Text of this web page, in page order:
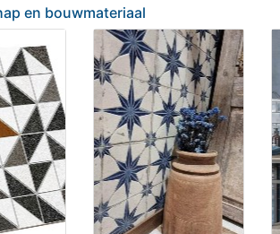
Portugese tegels -
vloertegels - 20x20
en bouwmateriaal